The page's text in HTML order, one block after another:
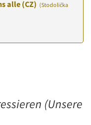
alle (CZ) (Stodolička
(Unsere